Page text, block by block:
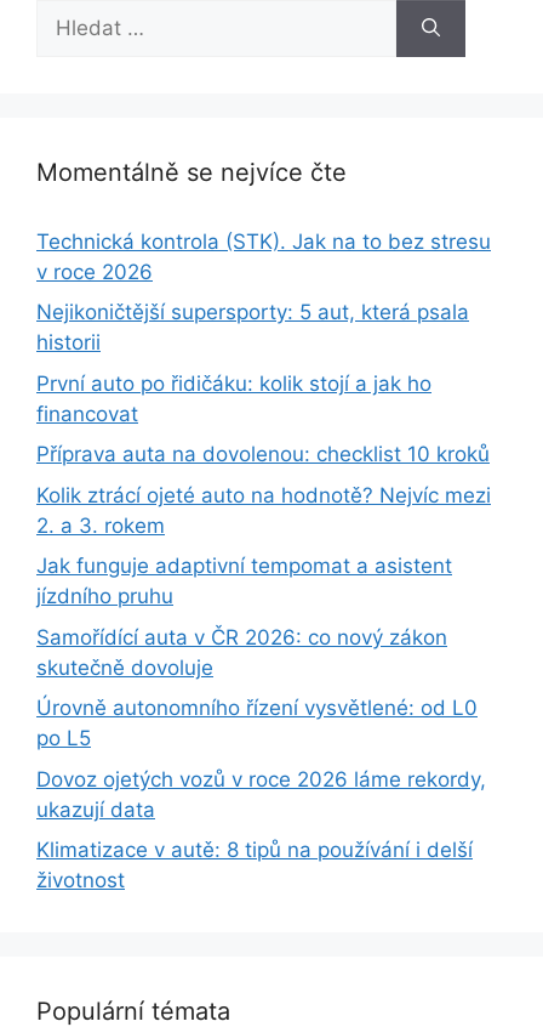
Momentálně se nejvíce čte
Technická kontrola (STK). Jak na to bez stresu
v roce 2026
Nejikoničtější supersporty: 5 aut, která psala
historii
První auto po řidičáku: kolik stojí a jak ho
financovat
Příprava auta na dovolenou: checklist 10 kroků
Kolik ztrácí ojeté auto na hodnotě? Nejvíc mezi
2. a 3. rokem
Jak funguje adaptivní tempomat a asistent
jízdního pruhu
Samořídící auta v ČR 2026: co nový zákon
skutečně dovoluje
Úrovně autonomního řízení vysvětlené: od L0
po L5
Dovoz ojetých vozů v roce 2026 láme rekordy,
ukazují data
Klimatizace v autě: 8 tipů na používání i delší
životnost
Populární témata